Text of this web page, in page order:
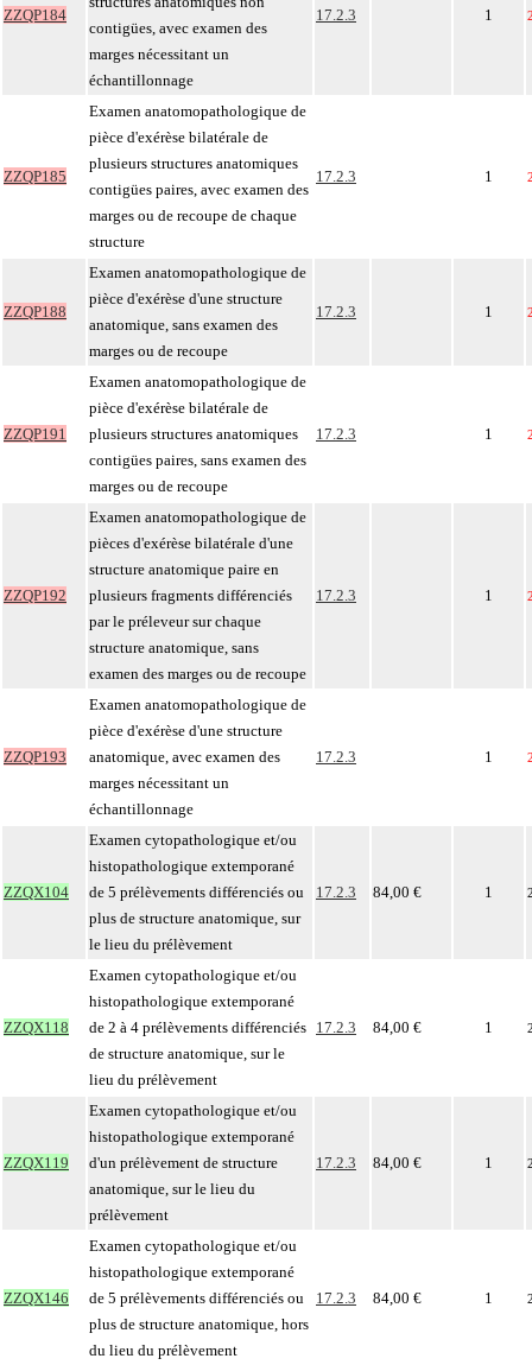
ZZQP184
contigües, avec examen des
marges nécessitant un
échantillonnage
17.2.3 1
ZZQP185
Examen anatomopathologique de
pièce d'exérèse bilatérale de
plusieurs structures anatomiques
contigües paires, avec examen des
marges ou de recoupe de chaque
structure
17.2.3 1
ZZQP188
Examen anatomopathologique de
pièce d'exérèse d'une structure
anatomique, sans examen des
marges ou de recoupe
17.2.3 1
ZZQP191
Examen anatomopathologique de
pièce d'exérèse bilatérale de
plusieurs structures anatomiques
contigües paires, sans examen des
marges ou de recoupe
17.2.3 1
ZZQP192
Examen anatomopathologique de
pièces d'exérèse bilatérale d'une
structure anatomique paire en
plusieurs fragments différenciés
par le préleveur sur chaque
structure anatomique, sans
examen des marges ou de recoupe
17.2.3 1
ZZQP193
Examen anatomopathologique de
pièce d'exérèse d'une structure
anatomique, avec examen des
marges nécessitant un
échantillonnage
17.2.3 1
ZZQX104
Examen cytopathologique et/ou
histopathologique extemporané
de 5 prélèvements différenciés ou
plus de structure anatomique, sur
le lieu du prélèvement
17.2.3 84,00 € 1
ZZQX118
Examen cytopathologique et/ou
histopathologique extemporané
de 2 à 4 prélèvements différenciés
de structure anatomique, sur le
lieu du prélèvement
17.2.3 84,00 € 1
ZZQX119
Examen cytopathologique et/ou
histopathologique extemporané
d'un prélèvement de structure
anatomique, sur le lieu du
prélèvement
17.2.3 84,00 € 1
ZZQX146
Examen cytopathologique et/ou
histopathologique extemporané
de 5 prélèvements différenciés ou
plus de structure anatomique, hors
du lieu du prélèvement
17.2.3 84,00 € 1